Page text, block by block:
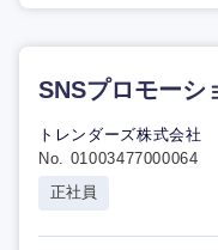
SNSプロモーシ
トレンダーズ株式会社
No. 01003477000064
正社員